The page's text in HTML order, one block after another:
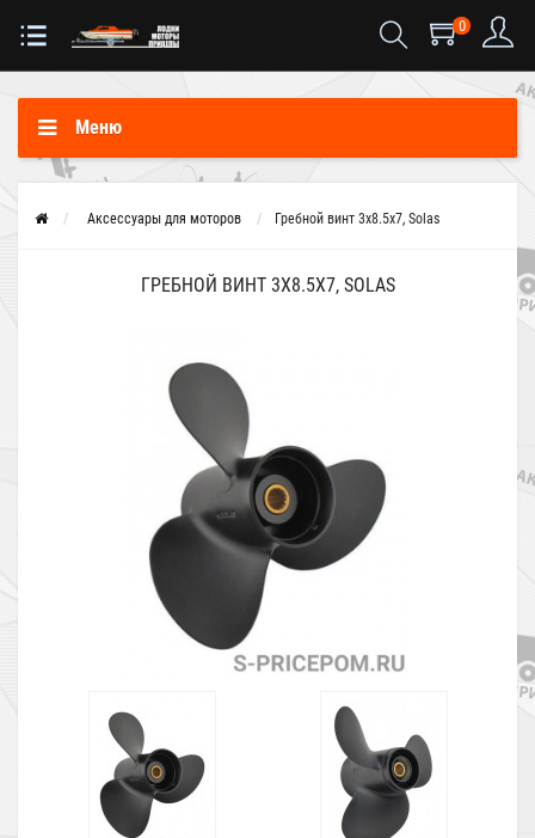
0
Меню
Аксессуары для моторов Гребной винт 3x8.5x7, Solas
ГРЕБНОЙ ВИНТ 3X8.5X7, SOLAS